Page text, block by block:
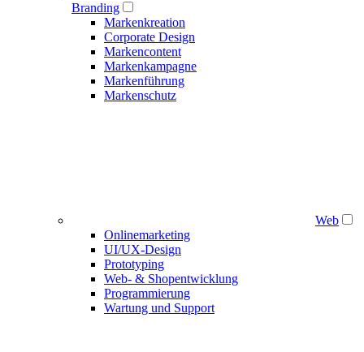
Branding
Markenkreation
Corporate Design
Markencontent
Markenkampagne
Markenführung
Markenschutz
Web
Onlinemarketing
UI/UX-Design
Prototyping
Web- & Shopentwicklung
Programmierung
Wartung und Support